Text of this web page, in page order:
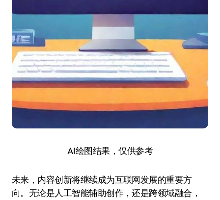
AI绘图结果，仅供参考
未来，内容创新将继续成为互联网发展的重要方
向。无论是人工智能辅助创作，还是跨领域融合，